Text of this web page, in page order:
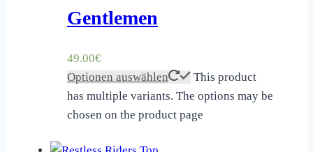
Gentlemen
49.00€
Optionen auswählen
This product
has multiple variants. The options may be
chosen on the product page